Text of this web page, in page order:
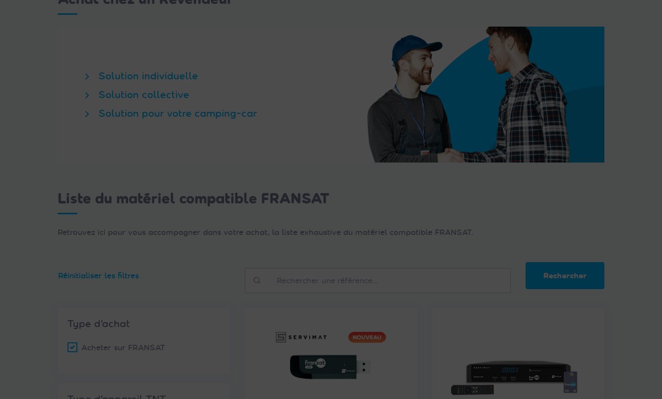
Solution individuelle
Solution collective
Solution pour votre camping-car
Liste du matériel compatible FRANSAT
Retrouvez ici pour vous accompagner dans votre achat, la liste exhaustive du matériel compatible FRANSAT.
Réinitialiser les filtres Rechercher
Type d’achat
Acheter sur FRANSAT